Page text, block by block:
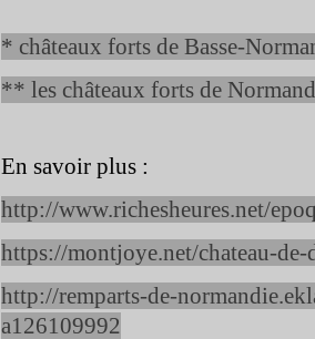
* châteaux forts de Basse-
** les châteaux forts de
En savoir plus :
http://www.richesheures.net/
https://montjoye.net/chateau-de-
http://remparts-de-
a126109992